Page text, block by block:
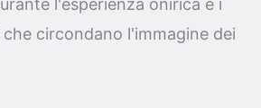
l'esperienza onirica e i
circondano l'immagine dei